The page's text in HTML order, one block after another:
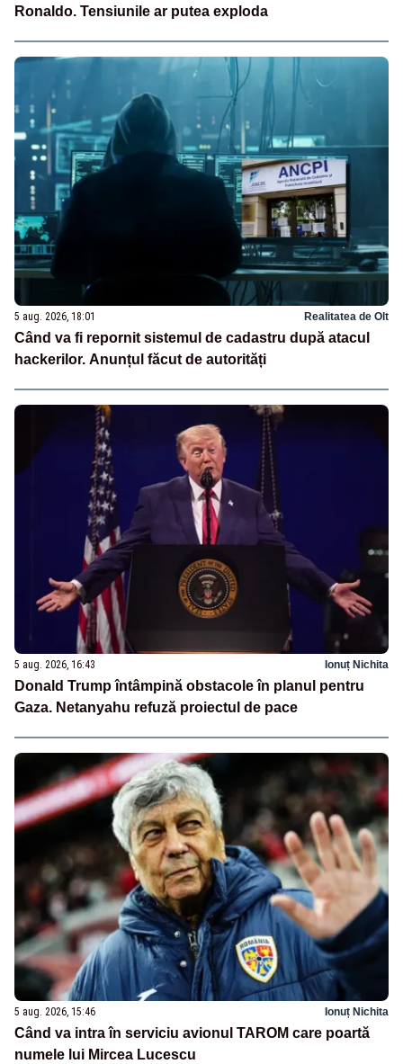
Ronaldo. Tensiunile ar putea exploda
5 aug. 2026, 18:01 Realitatea de Olt
Când va fi repornit sistemul de cadastru după atacul
hackerilor. Anunțul făcut de autorități
5 aug. 2026, 16:43 Ionuț Nichita
Donald Trump întâmpină obstacole în planul pentru
Gaza. Netanyahu refuză proiectul de pace
5 aug. 2026, 15:46 Ionuț Nichita
Când va intra în serviciu avionul TAROM care poartă
numele lui Mircea Lucescu